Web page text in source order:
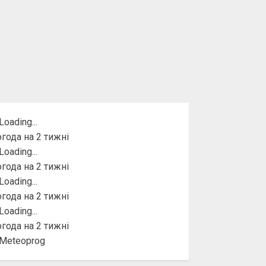
на 2 тижні
на 2 тижні
на 2 тижні
на 2 тижні